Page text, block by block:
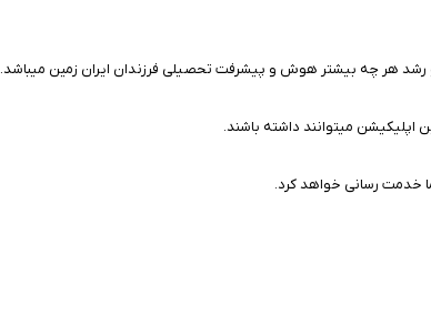
رشد هر چه بیشتر هوش و پیشرفت تحصیلی فرزندان ایران زمین میباشد.
اپلیکیشن میتوانند داشته باشند.
خدمت رسانی خواهد کرد.